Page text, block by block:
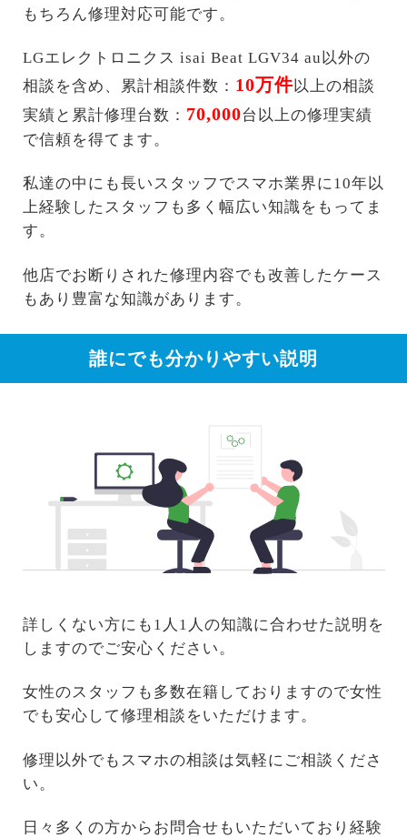
もちろん修理対応可能です。
LGエレクトロニクス isai Beat LGV34 au以外の
相談を含め、累計相談件数： 10万件以上の相談
実績と累計修理台数： 70,000台以上の修理実績
で信頼を得てます。
私達の中にも長いスタッフでスマホ業界に10年以
上経験したスタッフも多く幅広い知識をもってま
す。
他店でお断りされた修理内容でも改善したケース
もあり豊富な知識があります。
誰にでも分かりやすい説明
詳しくない方にも1人1人の知識に合わせた説明を
しますのでご安心ください。
女性のスタッフも多数在籍しておりますので女性
でも安心して修理相談をいただけます。
修理以外でもスマホの相談は気軽にご相談くださ
い。
日々多くの方からお問合せもいただいており経験